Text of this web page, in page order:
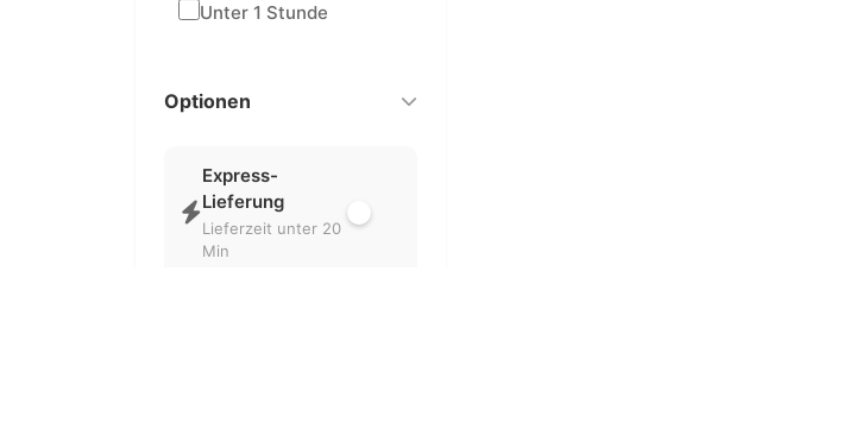
Unter 1 Stunde
Optionen
Express-
Lieferung
Lieferzeit unter 20
Min